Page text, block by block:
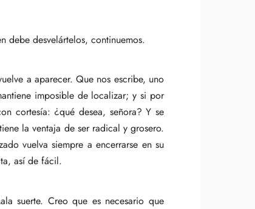
debe desvelártelos, continuemos.
a aparecer. Que nos escribe, uno
imposible de localizar; y si por
cortesía: ¿qué desea, señora? Y se
la ventaja de ser radical y grosero.
vuelva siempre a encerrarse en su
así de fácil.
suerte. Creo que es necesario que